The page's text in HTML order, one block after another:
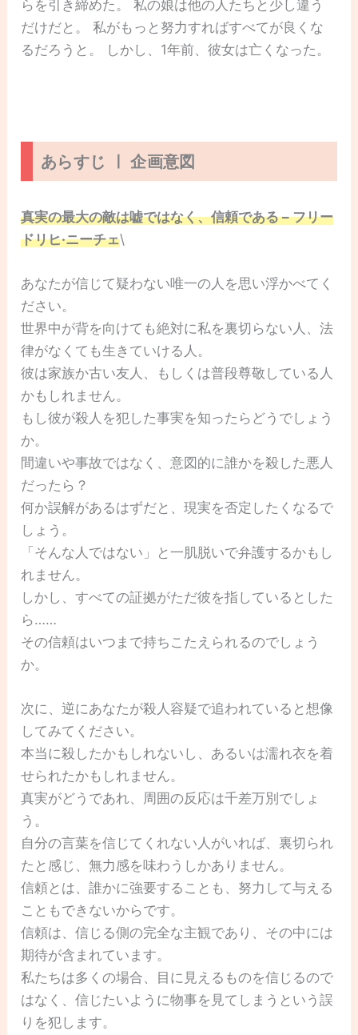
らを引き締めた。 私の娘は他の人たちと少し違う
だけだと。 私がもっと努力すればすべてが良くな
るだろうと。 しかし、1年前、彼女は亡くなった。
あらすじ ㅣ 企画意図
真実の最大の敵は嘘ではなく、信頼である – フリー
ドリヒ·ニーチェ\
あなたが信じて疑わない唯一の人を思い浮かべてく
ださい。
世界中が背を向けても絶対に私を裏切らない人、法
律がなくても生きていける人。
彼は家族か古い友人、もしくは普段尊敬している人
かもしれません。
もし彼が殺人を犯した事実を知ったらどうでしょう
か。
間違いや事故ではなく、意図的に誰かを殺した悪人
だったら？
何か誤解があるはずだと、現実を否定したくなるで
しょう。
「そんな人ではない」と一肌脱いで弁護するかもし
れません。
しかし、すべての証拠がただ彼を指しているとした
ら……
その信頼はいつまで持ちこたえられるのでしょう
か。
次に、逆にあなたが殺人容疑で追われていると想像
してみてください。
本当に殺したかもしれないし、あるいは濡れ衣を着
せられたかもしれません。
真実がどうであれ、周囲の反応は千差万別でしょ
う。
自分の言葉を信じてくれない人がいれば、裏切られ
たと感じ、無力感を味わうしかありません。
信頼とは、誰かに強要することも、努力して与える
こともできないからです。
信頼は、信じる側の完全な主観であり、その中には
期待が含まれています。
私たちは多くの場合、目に見えるものを信じるので
はなく、信じたいように物事を見てしまうという誤
りを犯します。